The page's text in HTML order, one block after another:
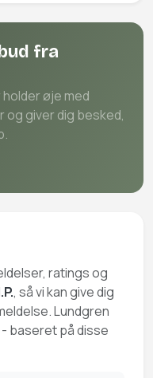
fra
øje med
og giver dig besked,
ratings og
, så vi kan give dig
Lundgren
- baseret på disse